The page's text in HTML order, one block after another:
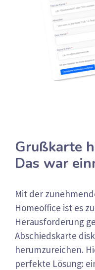
Grußkarte
Das war
Mit der
Homeoffice ist es
Herausforderung
Abschiedskarte
herumzureichen.
perfekte Lösung: